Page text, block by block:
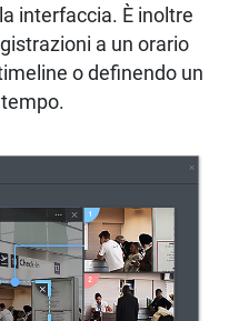
interfaccia. È inoltre
a un orario
o definendo un